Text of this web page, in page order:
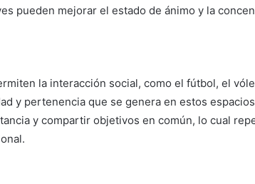
pueden mejorar el estado de ánimo y la
la interacción social, como el fútbol, el
y pertenencia que se genera en estos
y compartir objetivos en común, lo cual